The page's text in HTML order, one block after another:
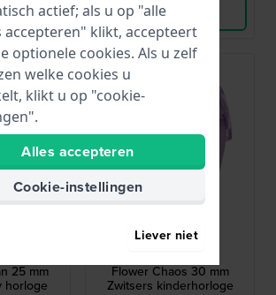
Bekijk Product
25 mm
horloge
Flik Flak
Flower Chaos 30 mm
Zwitsers kinderhorloge
actief; als u op "alle
accepteren" klikt, accepteert
optionele cookies. Als u zelf
welke cookies u
klikt u op "cookie-
Alles accepteren
Cookie-instellingen
Liever niet